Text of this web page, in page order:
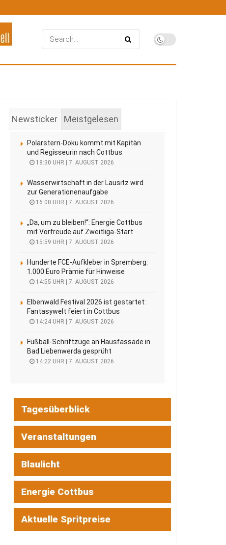
Newsticker Meistgelesen
Polarstern-Doku kommt mit Kapitän
und Regisseurin nach Cottbus
18:30 UHR | 7. AUGUST 2026
Wasserwirtschaft in der Lausitz wird
zur Generationenaufgabe
16:00 UHR | 7. AUGUST 2026
„Da, um zu bleiben!“: Energie Cottbus
mit Vorfreude auf Zweitliga-Start
15:59 UHR | 7. AUGUST 2026
Hunderte FCE-Aufkleber in Spremberg:
1.000 Euro Prämie für Hinweise
14:55 UHR | 7. AUGUST 2026
Elbenwald Festival 2026 ist gestartet:
Fantasywelt feiert in Cottbus
14:24 UHR | 7. AUGUST 2026
Fußball-Schriftzüge an Hausfassade in
Bad Liebenwerda gesprüht
14:22 UHR | 7. AUGUST 2026
Tagesüberblick
Veranstaltungen
Blaulicht
Energie Cottbus
Aktuelle Spritpreise